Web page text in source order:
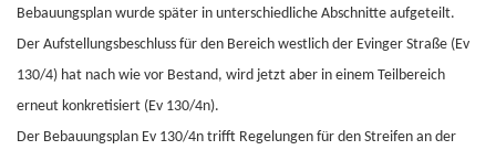
Bebauungsplan wurde später in unterschiedliche Abschnitte aufgeteilt.
Der Aufstellungsbeschluss für den Bereich westlich der Evinger Straße (Ev
130/4) hat nach wie vor Bestand, wird jetzt aber in einem Teilbereich
erneut konkretisiert (Ev 130/4n).
Der Bebauungsplan Ev 130/4n trifft Regelungen für den Streifen an der